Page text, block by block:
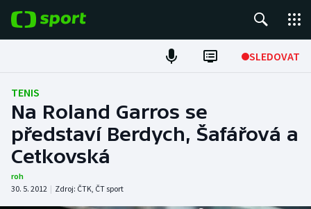
SLEDOVAT
Fotbal
Hokej
Tenis
Atletika
TENIS
Na Roland Garros se
představí Berdych, Šafářová a
Cetkovská
roh
30. 5. 2012 | Zdroj: ČTK, ČT sport